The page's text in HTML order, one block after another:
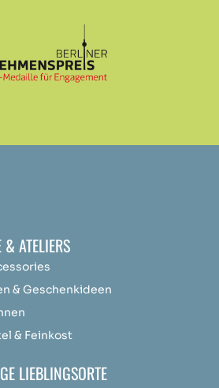
& ATELIERS
& Geschenkideen
& Feinkost
LIEBLINGSORTE